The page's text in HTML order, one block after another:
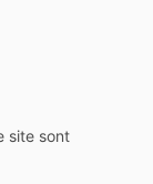
site sont